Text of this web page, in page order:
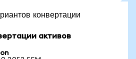
конвертации
активов